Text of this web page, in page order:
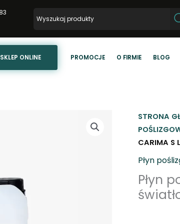
SKLEP ONLINE PROMOCJE O FIRMIE BLOG
STRONA
CARIMA S
Płyn
Płyn